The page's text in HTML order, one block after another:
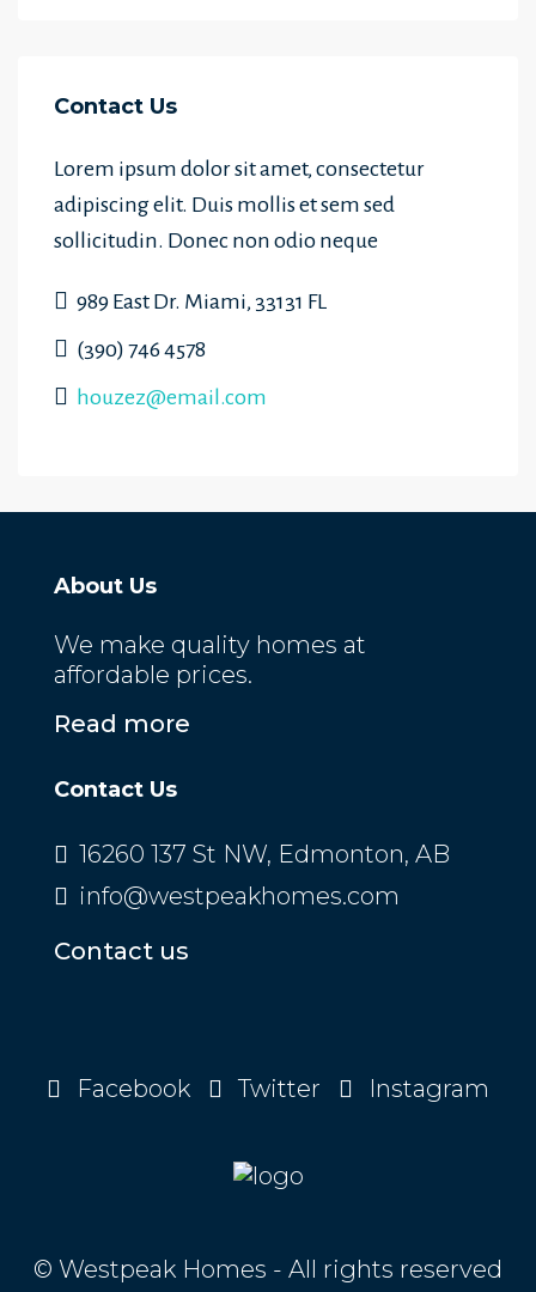
Contact Us
Lorem ipsum dolor sit amet, consectetur
adipiscing elit. Duis mollis et sem sed
sollicitudin. Donec non odio neque
989 East Dr. Miami, 33131 FL
(390) 746 4578
houzez@email.com
About Us
We make quality homes at
affordable prices.
Read more
Contact Us
16260 137 St NW, Edmonton, AB
info@westpeakhomes.com
Contact us
Facebook Twitter Instagram
© Westpeak Homes - All rights reserved